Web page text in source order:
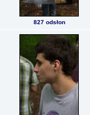
827 odsłon